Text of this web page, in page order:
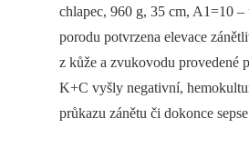
chlapec, 960 g, 35 cm, A1=10 –⁠
porodu potvrzena elevace
z kůže a zvukovodu provedené
K+C vyšly negativní,
průkazu zánětu či dokonce